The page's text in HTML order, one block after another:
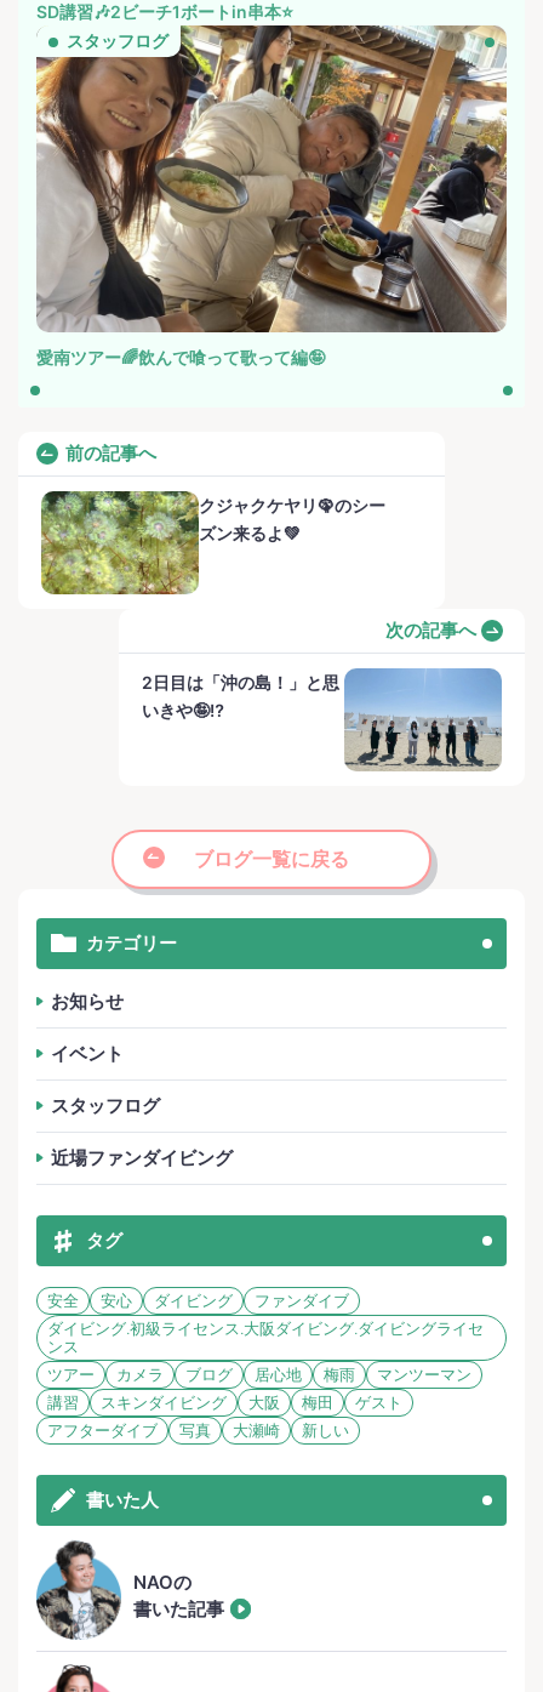
SD講習🎶2ビーチ1ボートin串本⭐️
スタッフログ
愛南ツアー🌈飲んで喰って歌って編🤪
前の記事へ
クジャクケヤリ🦚のシー
ズン来るよ💚
次の記事へ
2日目は「沖の島！」と思
いきや🤪⁉️
ブログ一覧に戻る
カテゴリー
お知らせ
イベント
スタッフログ
近場ファンダイビング
タグ
安全 安心 ダイビング
ファンダイブ
ダイビング.初級ライセンス.大阪ダイビング.ダイビングライセ
ンス
ツアー
カメラ ブログ 居心地 梅雨
マンツーマン
講習
スキンダイビング 大阪 梅田
ゲスト
アフターダイブ
写真 大瀬崎 新しい
書いた人
NAOの
書いた記事